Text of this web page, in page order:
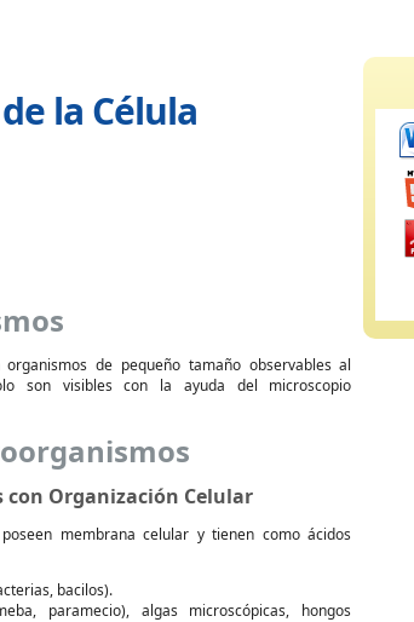
la Célula
de pequeño tamaño observables al
son visibles con la ayuda del microscopio
con Organización Celular
membrana celular y tienen como ácidos
bacilos).
paramecio), algas microscópicas, hongos